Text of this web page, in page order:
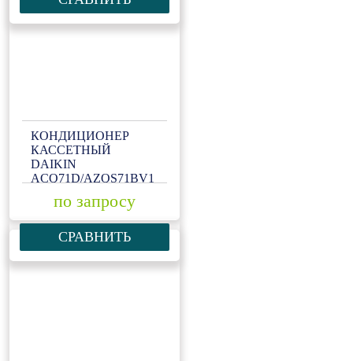
КОНДИЦИОНЕР
КАССЕТНЫЙ
DAIKIN
ACQ71D/AZQS71BV1
по запросу
СРАВНИТЬ